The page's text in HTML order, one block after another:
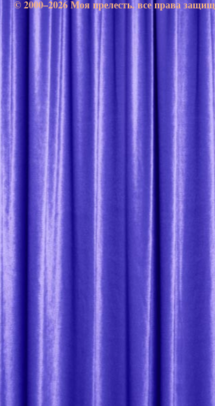
© 2000–2026 Моя прелесть. все права